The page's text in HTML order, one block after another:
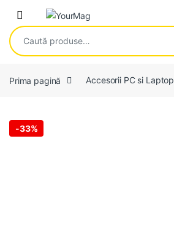
Skip to navigation
Skip to content
Open
Caută după:
Prima pagină Accesorii PC si Laptop
-33%